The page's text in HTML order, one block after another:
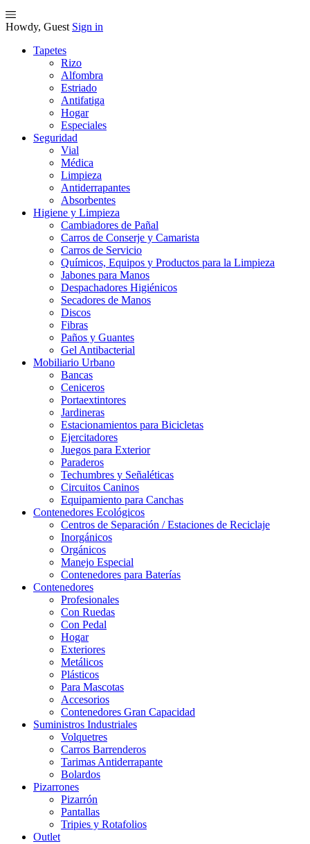
Howdy, Guest Sign in
Tapetes
Rizo
Alfombra
Estriado
Antifatiga
Hogar
Especiales
Seguridad
Vial
Médica
Limpieza
Antiderrapantes
Absorbentes
Higiene y Limpieza
Cambiadores de Pañal
Carros de Conserje y Camarista
Carros de Servicio
Químicos, Equipos y Productos para la Limpieza
Jabones para Manos
Despachadores Higiénicos
Secadores de Manos
Discos
Fibras
Paños y Guantes
Gel Antibacterial
Mobiliario Urbano
Bancas
Ceniceros
Portaextintores
Jardineras
Estacionamientos para Bicicletas
Ejercitadores
Juegos para Exterior
Paraderos
Techumbres y Señaléticas
Circuitos Caninos
Equipamiento para Canchas
Contenedores Ecológicos
Centros de Separación / Estaciones de Reciclaje
Inorgánicos
Orgánicos
Manejo Especial
Contenedores para Baterías
Contenedores
Profesionales
Con Ruedas
Con Pedal
Hogar
Exteriores
Metálicos
Plásticos
Para Mascotas
Accesorios
Contenedores Gran Capacidad
Suministros Industriales
Volquetres
Carros Barrenderos
Tarimas Antiderrapante
Bolardos
Pizarrones
Pizarrón
Pantallas
Tripies y Rotafolios
Outlet